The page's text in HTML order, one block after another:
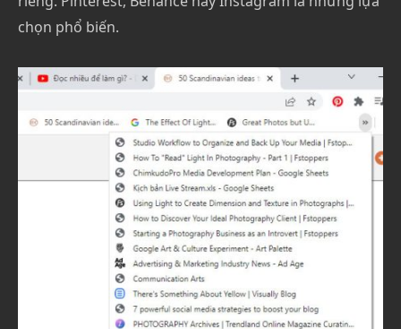
chọn phổ biến.